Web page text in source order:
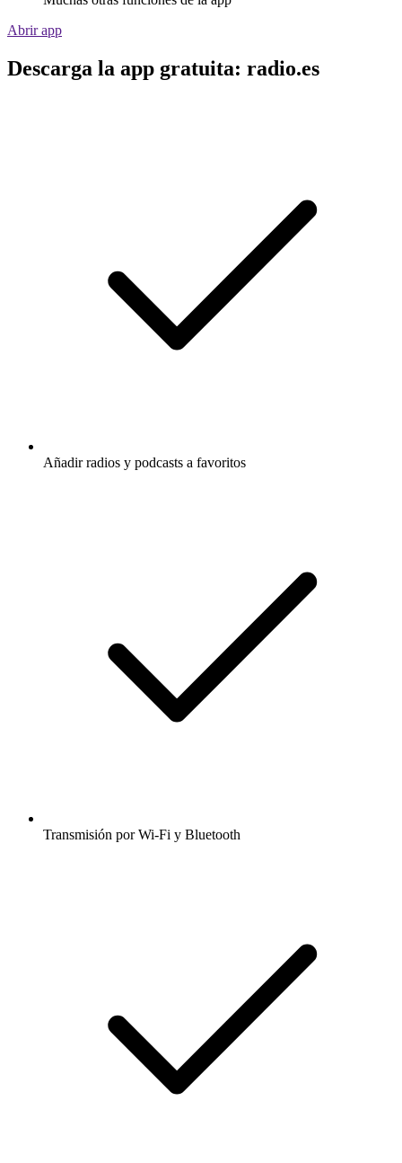
Abrir app
Descarga la app gratuita: radio.es
Añadir radios y podcasts a favoritos
Transmisión por Wi-Fi y Bluetooth